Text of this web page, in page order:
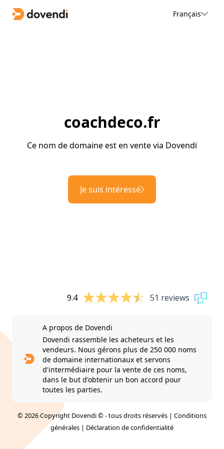
Français
coachdeco.fr
Ce nom de domaine est en vente via Dovendi
Je suis intéressé
9.4 51 reviews
A propos de Dovendi
Dovendi rassemble les acheteurs et les
vendeurs. Nous gérons plus de 250 000 noms
de domaine internationaux et servons
d'intermédiaire pour la vente de ces noms,
dans le but d'obtenir un bon accord pour
toutes les parties.
© 2026 Copyright Dovendi © - tous droits réservés | Conditions
générales | Déclaration de confidentialité